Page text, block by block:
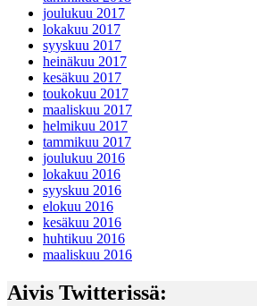
joulukuu 2017
lokakuu 2017
syyskuu 2017
heinäkuu 2017
kesäkuu 2017
toukokuu 2017
maaliskuu 2017
helmikuu 2017
tammikuu 2017
joulukuu 2016
lokakuu 2016
syyskuu 2016
elokuu 2016
kesäkuu 2016
huhtikuu 2016
maaliskuu 2016
Aivis Twitterissä: